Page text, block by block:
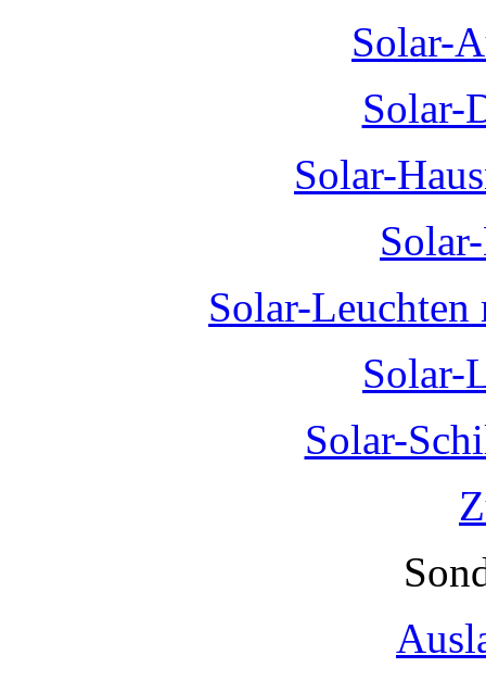
Solar-
Solar-
Solar-
Solar-Leuchten
Solar-
Solar-